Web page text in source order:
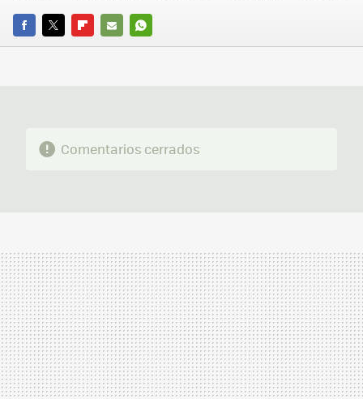
FACEBOOK
TWITTERFLIPBOARD
E-
WHATSAPP
Comentarios cerrados